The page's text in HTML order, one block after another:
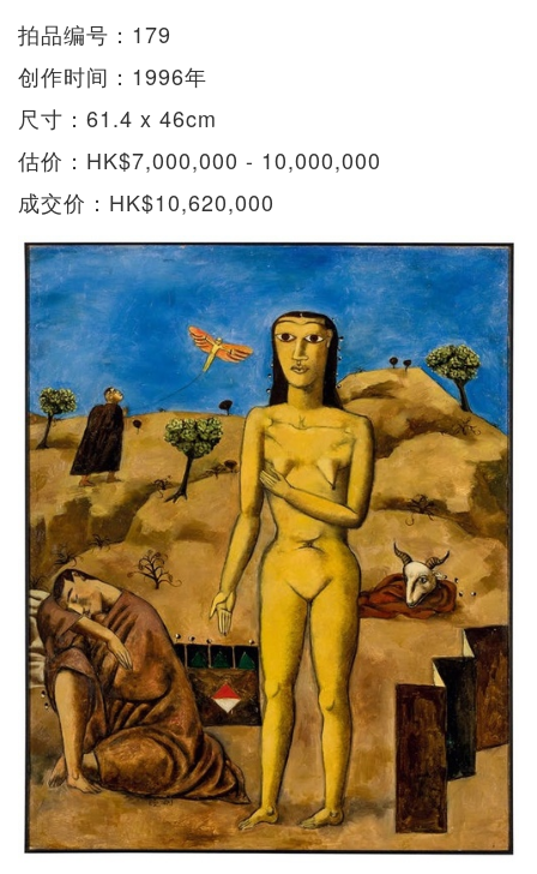
拍品编号：179
创作时间：1996年
尺寸：61.4 x 46cm
估价：HK$7,000,000 - 10,000,000
成交价：HK$10,620,000